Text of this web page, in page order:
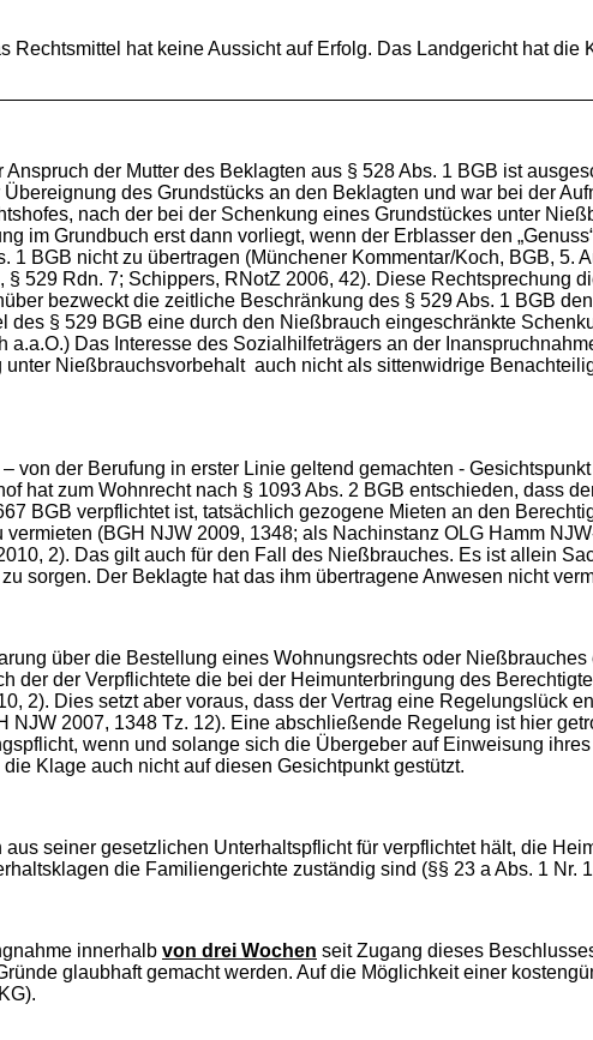
Rechtsmittel hat keine Aussicht auf Erfolg. Das Landgericht hat die
der Mutter des Beklagten aus § 528 Abs. 1 BGB ist
des Grundstücks an den Beklagten und war bei der
nach der bei der Schenkung eines Grundstückes unter
im Grundbuch erst dann vorliegt, wenn der Erblasser den
1 BGB nicht zu übertragen (Münchener Kommentar/Koch, BGB,
§ 529 Rdn. 7; Schippers, RNotZ 2006, 42). Diese Rechtsprechung
bezweckt die zeitliche Beschränkung des § 529 Abs. 1 BGB
des § 529 BGB eine durch den Nießbrauch eingeschränkte
a.a.O.) Das Interesse des Sozialhilfeträgers an der
Nießbrauchsvorbehalt auch nicht als sittenwidrige
von der Berufung in erster Linie geltend gemachten -
hat zum Wohnrecht nach § 1093 Abs. 2 BGB entschieden, dass
BGB verpflichtet ist, tatsächlich gezogene Mieten an den
(BGH NJW 2009, 1348; als Nachinstanz OLG Hamm
2). Das gilt auch für den Fall des Nießbrauches. Es ist allein
sorgen. Der Beklagte hat das ihm übertragene Anwesen nicht
über die Bestellung eines Wohnungsrechts oder
der der Verpflichtete die bei der Heimunterbringung des
2). Dies setzt aber voraus, dass der Vertrag eine Regelungslück
NJW 2007, 1348 Tz. 12). Eine abschließende Regelung ist hier
wenn und solange sich die Übergeber auf Einweisung
Klage auch nicht auf diesen Gesichtpunkt gestützt.
seiner gesetzlichen Unterhaltspflicht für verpflichtet hält, die
die Familiengerichte zuständig sind (§§ 23 a Abs. 1 Nr.
innerhalb von drei Wochen seit Zugang dieses
glaubhaft gemacht werden. Auf die Möglichkeit einer